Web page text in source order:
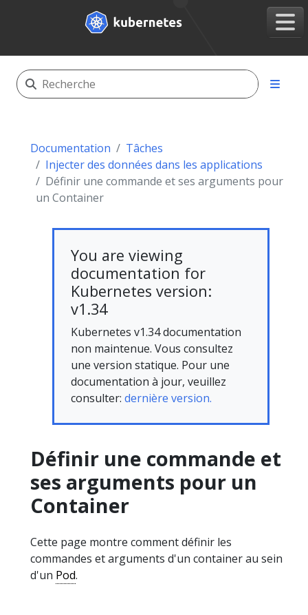
Documentation
Tâches
Injecter des données dans les applications
Définir une commande et ses arguments pour
un Container
You are viewing
documentation for
Kubernetes version:
v1.34
Kubernetes v1.34 documentation
non maintenue. Vous consultez
une version statique. Pour une
documentation à jour, veuillez
consulter: dernière version.
Définir une commande et
ses arguments pour un
Container
Cette page montre comment définir les
commandes et arguments d'un container au sein
d'un Pod.